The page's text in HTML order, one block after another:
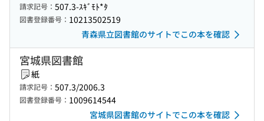
請求記号： 507.3-ｽｷﾞﾓﾄ*ﾀ
図書登録番号： 10213502519
青森県立図書館のサイトでこの本を確認
宮城県図書館
紙
請求記号： 507.3/2006.3
図書登録番号： 1009614544
宮城県図書館のサイトでこの本を確認